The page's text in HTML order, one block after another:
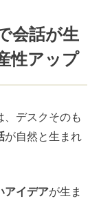
会話が生
性アップ
、デスクそのも
が自然と生まれ
アイデアが生ま